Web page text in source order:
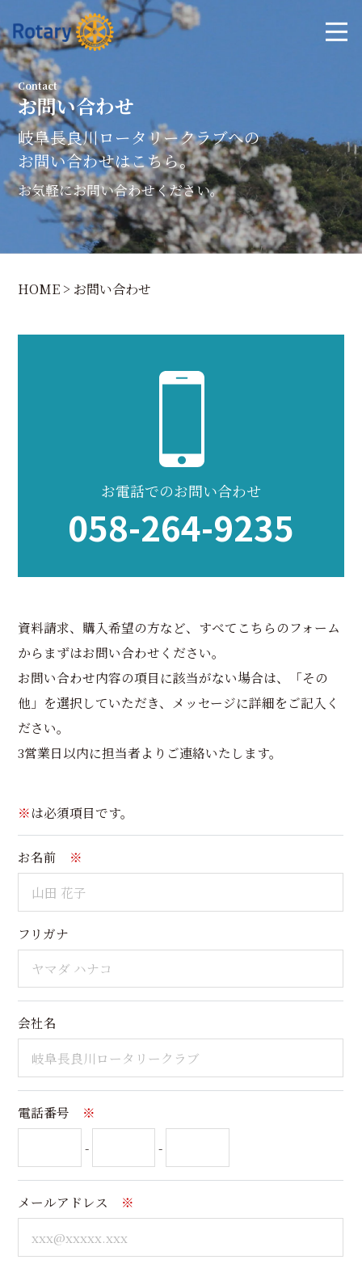
Contact
お問い合わせ
岐阜長良川ロータリークラブへの
お問い合わせはこちら。
お気軽にお問い合わせください。
HOME > お問い合わせ
お電話でのお問い合わせ
058-264-9235
資料請求、購入希望の方など、すべてこちらのフォーム
からまずはお問い合わせください。
お問い合わせ内容の項目に該当がない場合は、「その
他」を選択していただき、メッセージに詳細をご記入く
ださい。
3営業日以内に担当者よりご連絡いたします。
※は必須項目です。
お名前 ※
フリガナ
会社名
電話番号 ※
-
-
メールアドレス ※